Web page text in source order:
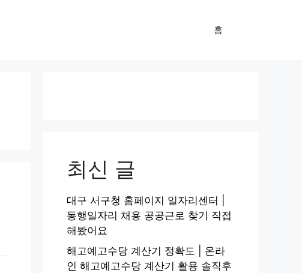
홈
최신 글
대구 서구청 홈페이지 일자리센터 |
동행일자리 채용 공공근로 찾기 직접
해봤어요
해고예고수당 계산기 정확도 | 온라
인 해고예고수당 계산기 활용 솔직후